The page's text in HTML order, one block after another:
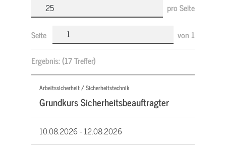
pro Seite
Seite von 1
Ergebnis:(17 Treffer)
Arbeitssicherheit / Sicherheitstechnik
Grundkurs Sicherheitsbeauftragter
10.08.2026 -12.08.2026